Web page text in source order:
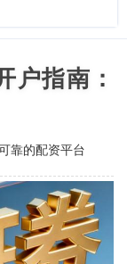
户指南：
靠的配资平台